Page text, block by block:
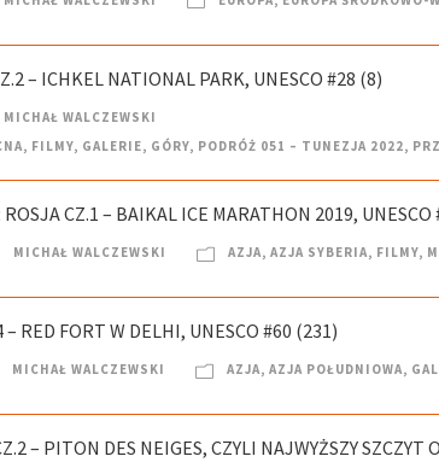
– ICHKEL NATIONAL PARK, UNESCO #28 (8)
MICHAŁ WALCZEWSKI
, FILMY, GALERIE, GÓRY, PODRÓŻ 051 – TUNEZJA 2022,
CZ.1 – BAIKAL ICE MARATHON 2019, UNESCO
MICHAŁ WALCZEWSKI AZJA, AZJA SYBERIA, FILMY,
RED FORT W DELHI, UNESCO #60 (231)
MICHAŁ WALCZEWSKI AZJA, AZJA POŁUDNIOWA,
– PITON DES NEIGES, CZYLI NAJWYŻSZY SZCZYT